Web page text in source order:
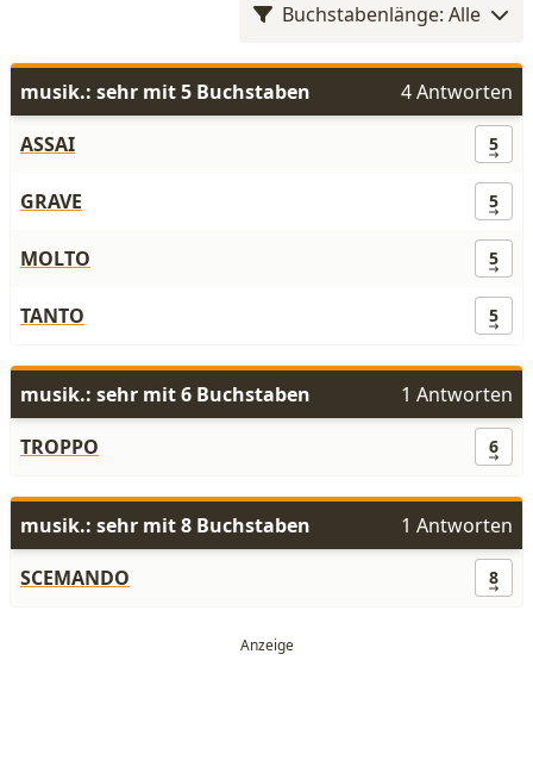
Buchstabenlänge: Alle
musik.: sehr mit 5 Buchstaben
4 Antworten
ASSAI
5
GRAVE 5
MOLTO 5
TANTO 5
musik.: sehr mit 6 Buchstaben
1 Antworten
TROPPO
6
musik.: sehr mit 8 Buchstaben
1 Antworten
SCEMANDO
8